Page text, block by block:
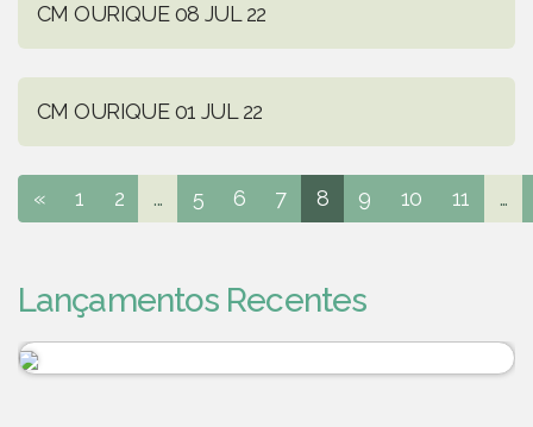
CM OURIQUE 08 JUL 22
CM OURIQUE 01 JUL 22
« 1 2 ... 5 6 7 8 9 10 11 ...
Lançamentos Recentes